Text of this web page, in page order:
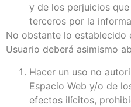
y de los perjuicios
terceros por la
No obstante lo establecido
Usuario deberá asimismo
Hacer un uso no
Espacio Web y/o de
efectos ilícitos,